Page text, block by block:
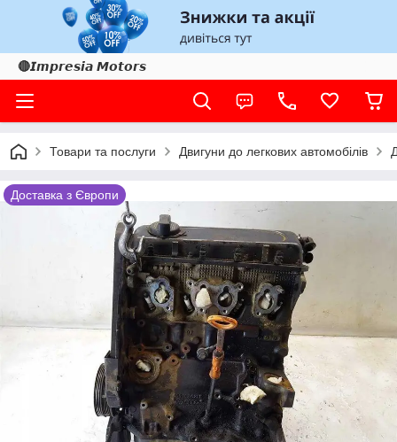
🔴𝙄𝙢𝙥𝙧𝙚𝙨𝙞𝙖 𝙈𝙤𝙩𝙤𝙧𝙨
Товари та послуги Двигуни до легкових автомобілів
Доставка з Європи